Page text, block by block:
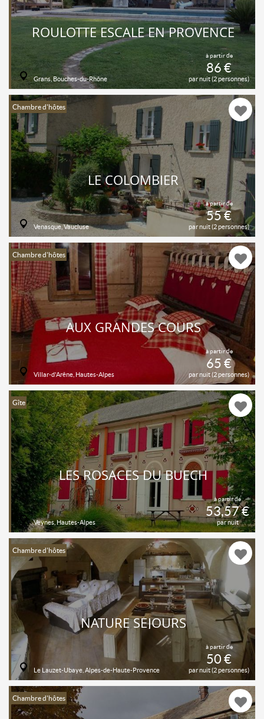
à partir de
86 €
par nuit (2 personnes)
ROULOTTE ESCALE EN PROVENCE
Grans, Bouches-du-Rhône
Chambre d'hôtes
à partir de
55 €
par nuit (2 personnes)
LE COLOMBIER
Venasque, Vaucluse
Chambre d'hôtes
à partir de
65 €
par nuit (2 personnes)
AUX GRANDES COURS
Villar-d'Arêne, Hautes-Alpes
Gîte
à partir de
53,57 €
par nuit
LES ROSACES DU BUËCH
Veynes, Hautes-Alpes
Chambre d'hôtes
à partir de
50 €
par nuit (2 personnes)
NATURE SÉJOURS
Le Lauzet-Ubaye, Alpes-de-Haute-Provence
Chambre d'hôtes